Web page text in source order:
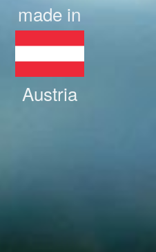
made in
Austria